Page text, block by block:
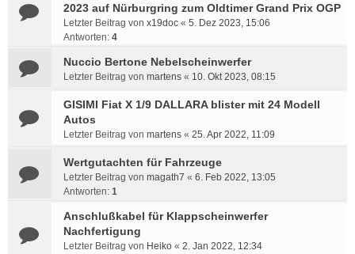
2023 auf Nürburgring zum Oldtimer Grand Prix OGP
Letzter Beitrag von x19doc « 5. Dez 2023, 15:06
Antworten: 4
Nuccio Bertone Nebelscheinwerfer
Letzter Beitrag von martens « 10. Okt 2023, 08:15
GISIMI Fiat X 1/9 DALLARA blister mit 24 Modell
Autos
Letzter Beitrag von martens « 25. Apr 2022, 11:09
Wertgutachten für Fahrzeuge
Letzter Beitrag von magath7 « 6. Feb 2022, 13:05
Antworten: 1
Anschlußkabel für Klappscheinwerfer
Nachfertigung
Letzter Beitrag von Heiko « 2. Jan 2022, 12:34